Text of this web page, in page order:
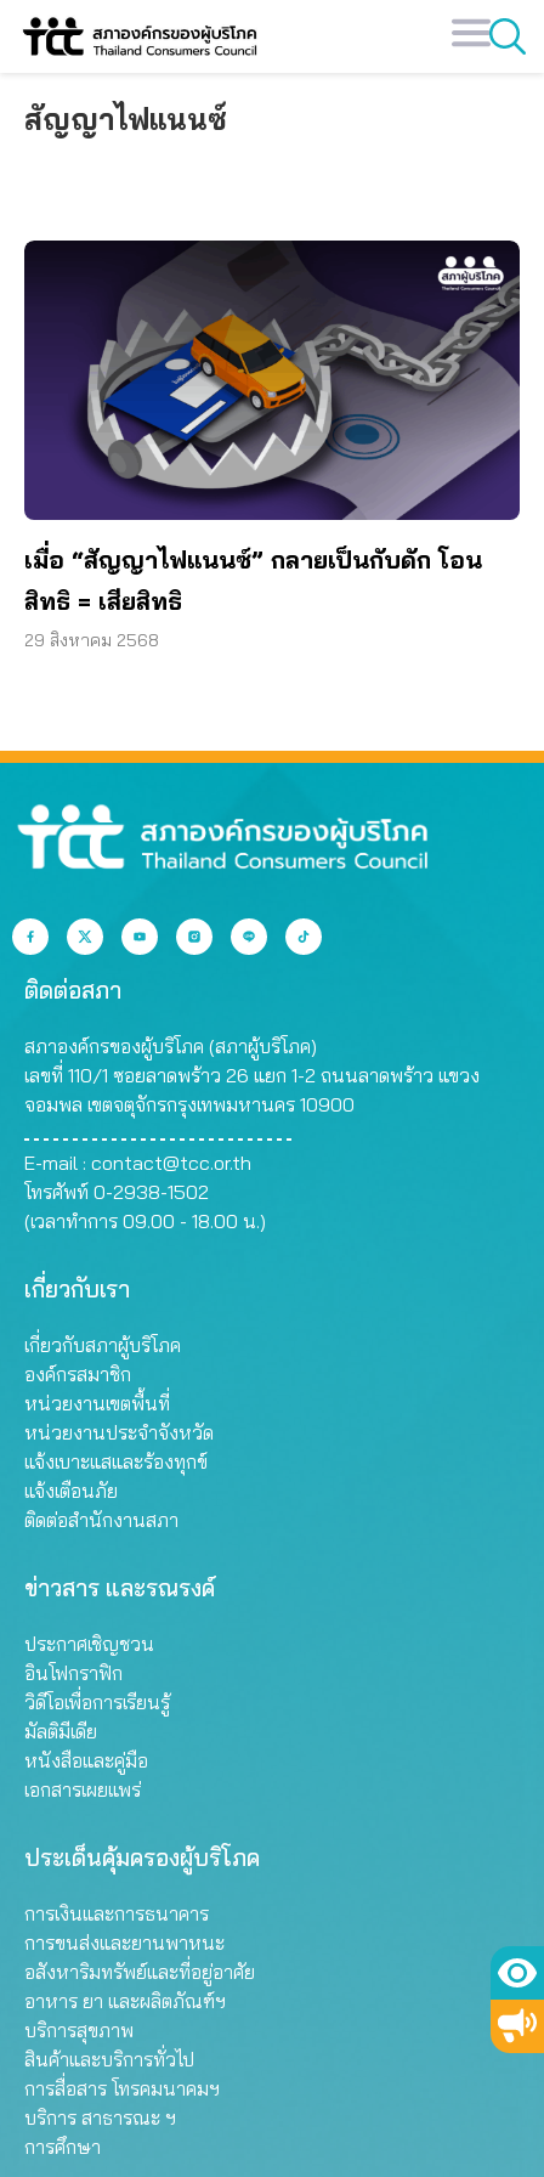
Skip
สัญญาไฟแนนซ์
เมื่อ “สัญญาไฟแนนซ์” กลายเป็นกับดัก โอน
สิทธิ = เสียสิทธิ
29 สิงหาคม 2568
ติดต่อสภา
สภาองค์กรของผู้บริโภค (สภาผู้บริโภค)
เลขที่ 110/1 ซอยลาดพร้าว 26 แยก 1-2 ถนนลาดพร้าว แขวง
จอมพล เขตจตุจักรกรุงเทพมหานคร 10900
E-mail : contact@tcc.or.th
โทรศัพท์ 0-2938-1502
(เวลาทำการ 09.00 - 18.00 น.)
เกี่ยวกับเรา
เกี่ยวกับสภาผู้บริโภค
องค์กรสมาชิก
หน่วยงานเขตพื้นที่
หน่วยงานประจำจังหวัด
แจ้งเบาะแสและร้องทุกข์
แจ้งเตือนภัย
ติดต่อสำนักงานสภา
ข่าวสาร และรณรงค์
ประกาศเชิญชวน
อินโฟกราฟิก
วิดีโอเพื่อการเรียนรู้
มัลติมีเดีย
หนังสือและคู่มือ
เอกสารเผยแพร่
ประเด็นคุ้มครองผู้บริโภค
การเงินและการธนาคาร
การขนส่งและยานพาหนะ
อสังหาริมทรัพย์และที่อยู่อาศัย
อาหาร ยา และผลิตภัณฑ์ฯ
บริการสุขภาพ
สินค้าและบริการทั่วไป
การสื่อสาร โทรคมนาคมฯ
บริการ สาธารณะ ฯ
การศึกษา